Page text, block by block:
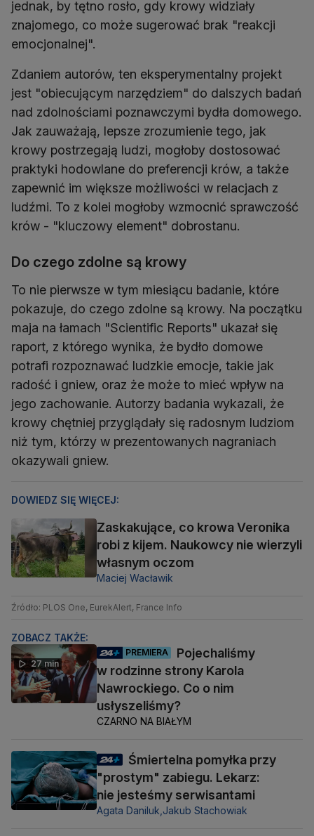
jednak, by tętno rosło, gdy krowy widziały
znajomego, co może sugerować brak "reakcji
emocjonalnej".
Zdaniem autorów, ten eksperymentalny projekt
jest "obiecującym narzędziem" do dalszych badań
nad zdolnościami poznawczymi bydła domowego.
Jak zauważają, lepsze zrozumienie tego, jak
krowy postrzegają ludzi, mogłoby dostosować
praktyki hodowlane do preferencji krów, a także
zapewnić im większe możliwości w relacjach z
ludźmi. To z kolei mogłoby wzmocnić sprawczość
krów - "kluczowy element" dobrostanu.
Do czego zdolne są krowy
To nie pierwsze w tym miesiącu badanie, które
pokazuje, do czego zdolne są krowy. Na początku
maja na łamach "Scientific Reports" ukazał się
raport, z którego wynika, że bydło domowe
potrafi rozpoznawać ludzkie emocje, takie jak
radość i gniew, oraz że może to mieć wpływ na
jego zachowanie. Autorzy badania wykazali, że
krowy chętniej przyglądały się radosnym ludziom
niż tym, którzy w prezentowanych nagraniach
okazywali gniew.
DOWIEDZ SIĘ WIĘCEJ:
Zaskakujące, co krowa Veronika
robi z kijem. Naukowcy nie wierzyli
własnym oczom
Maciej Wacławik
Źródło: PLOS One, EurekAlert, France Info
ZOBACZ TAKŻE:
27 min
PREMIERA
Pojechaliśmy
w rodzinne strony Karola
Nawrockiego. Co o nim
usłyszeliśmy?
CZARNO NA BIAŁYM
Śmiertelna pomyłka przy
"prostym" zabiegu. Lekarz:
nie jesteśmy serwisantami
Agata Daniluk, Jakub Stachowiak